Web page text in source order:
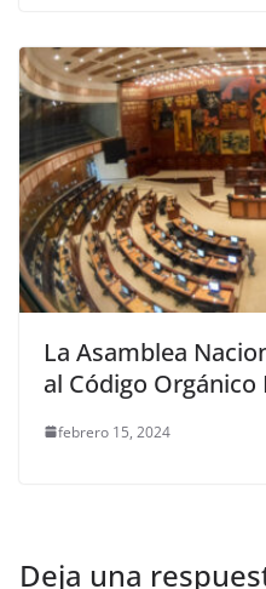
La Asamblea
al Código Orgánico
febrero 15, 2024
Deja una